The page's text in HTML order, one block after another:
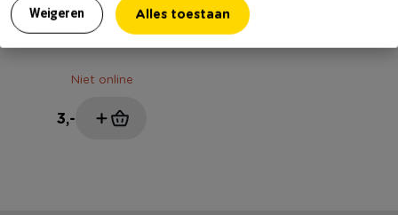
Weigeren Alles toestaan
USB laadkabel 1.5 m - zwart
Niet online
3,-